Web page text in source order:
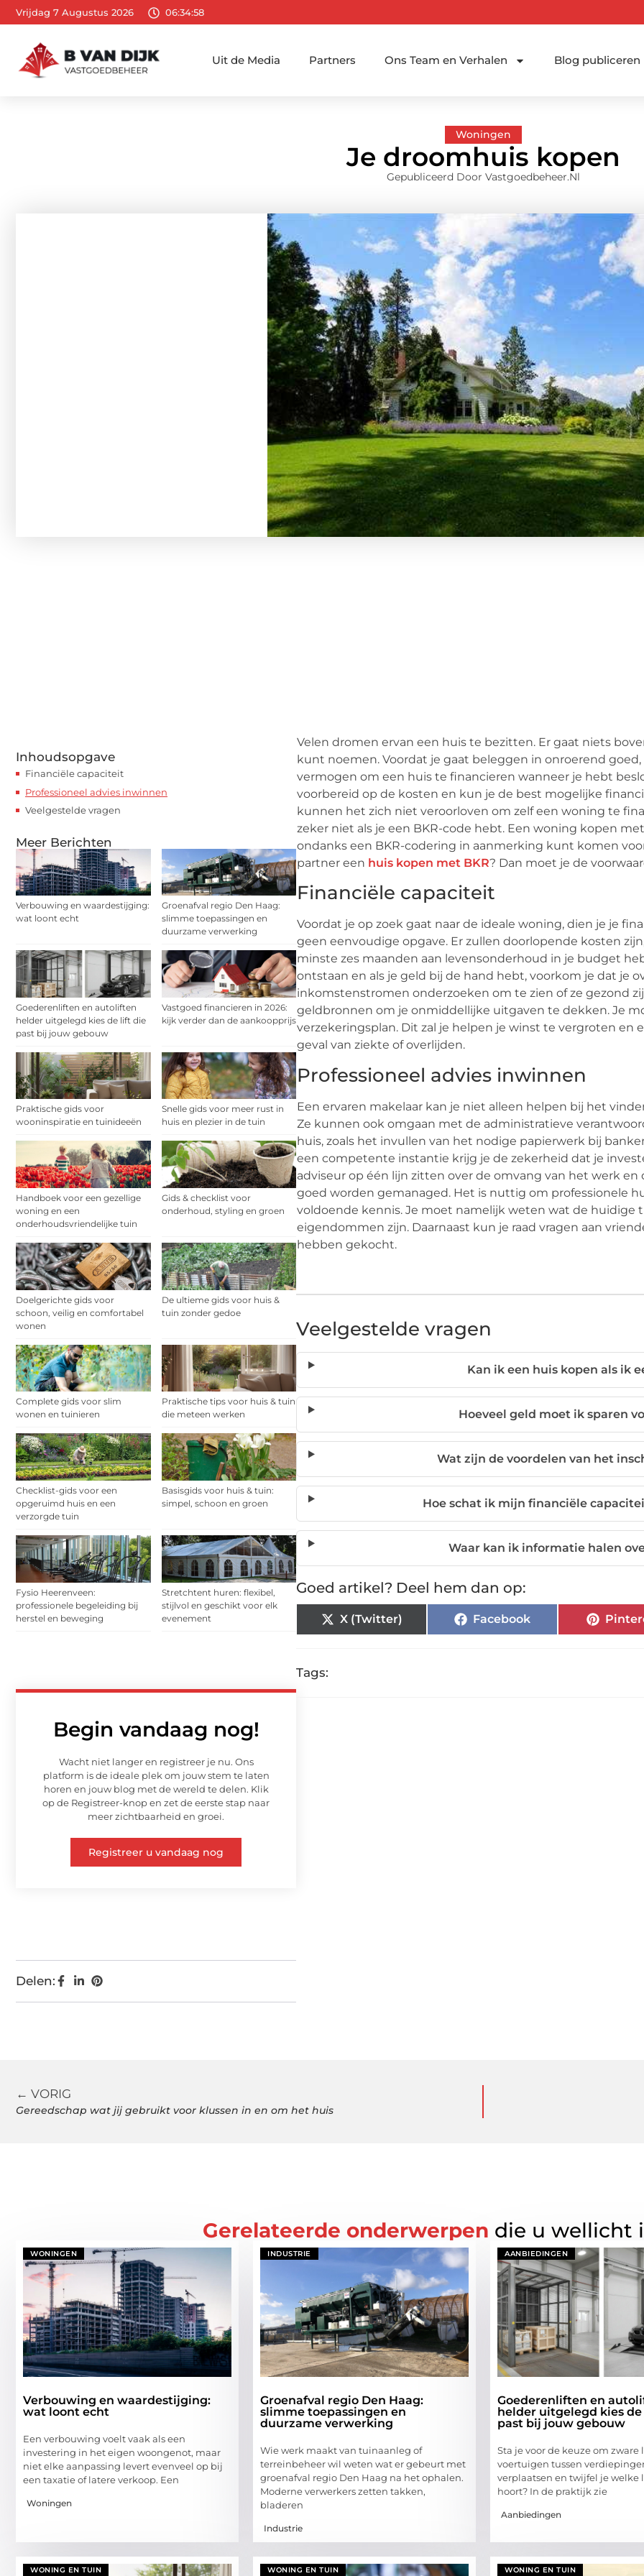
Vrijdag 7 Augustus 2026 06:34:59
Uit de Media Partners Ons Team en Verhalen Blog publiceren
Woningen
Je droomhuis kopen
Gepubliceerd Door Vastgoedbeheer.nl
Inhoudsopgave
Financiële capaciteit
Professioneel advies inwinnen
Veelgestelde vragen
Meer Berichten
Verbouwing en waardestijging:
wat loont echt
Groenafval regio Den Haag:
slimme toepassingen en
duurzame verwerking
Goederenliften en autoliften
helder uitgelegd kies de lift die
past bij jouw gebouw
Vastgoed financieren in 2026:
kijk verder dan de aankoopprijs
Praktische gids voor
wooninspiratie en tuinideeën
Snelle gids voor meer rust in
huis en plezier in de tuin
Handboek voor een gezellige
woning en een
onderhoudsvriendelijke tuin
Gids & checklist voor
onderhoud, styling en groen
Doelgerichte gids voor
schoon, veilig en comfortabel
wonen
De ultieme gids voor huis &
tuin zonder gedoe
Complete gids voor slim
wonen en tuinieren
Praktische tips voor huis & tuin
die meteen werken
Checklist-gids voor een
opgeruimd huis en een
verzorgde tuin
Basisgids voor huis & tuin:
simpel, schoon en groen
Fysio Heerenveen:
professionele begeleiding bij
herstel en beweging
Stretchtent huren: flexibel,
stijlvol en geschikt voor elk
evenement
Begin vandaag nog!
Wacht niet langer en registreer je nu. Ons
platform is de ideale plek om jouw stem te laten
horen en jouw blog met de wereld te delen. Klik
op de Registreer-knop en zet de eerste stap naar
meer zichtbaarheid en groei.
Registreer u vandaag nog
Delen:
Velen dromen ervan een huis te bezitten. Er gaat niets
kunt noemen. Voordat je gaat beleggen in onroerend
vermogen om een huis te financieren wanneer je hebt
voorbereid op de kosten ​​en kun je de best mogelijke
kunnen het zich niet veroorloven om zelf een woning te
zeker niet als je een BKR-code hebt. Een woning kopen
ondanks een BKR-codering in aanmerking kunt komen
partner een huis kopen met BKR? Dan moet je de
Financiële capaciteit
Voordat je op zoek gaat naar de ideale woning, dien je je
geen eenvoudige opgave. Er zullen doorlopende kosten
minste zes maanden aan levensonderhoud in je budget
ontstaan ​​en als je geld bij de hand hebt, voorkom je dat je
inkomstenstromen onderzoeken om te zien of ze gezond
geldbronnen om je onmiddellijke uitgaven te dekken. Je
verzekeringsplan. Dit zal je helpen je winst te vergroten en
geval van ziekte of overlijden.
Professioneel advies inwinnen
Een ervaren makelaar kan je niet alleen helpen bij het
Ze kunnen ook omgaan met de administratieve
huis, zoals het invullen van het nodige papierwerk bij
een competente instantie krijg je de zekerheid dat je
adviseur op één lijn zitten over de omvang van het werk
goed worden gemanaged. Het is nuttig om professionele
voldoende kennis. Je moet namelijk weten wat de huidige
eigendommen zijn. Daarnaast kun je raad vragen aan
hebben gekocht.
Veelgestelde vragen
Kan ik een huis kopen als ik
Hoeveel geld moet ik sparen
Wat zijn de voordelen van het
Hoe schat ik mijn financiële
Waar kan ik informatie halen
Goed artikel? Deel hem dan op:
X (Twitter) Facebook
Tags:
← VORIG
Gereedschap wat jij gebruikt voor klussen in en om het huis
Gerelateerde onderwerpen die u wellicht
WONINGEN
Verbouwing en waardestijging:
wat loont echt
Een verbouwing voelt vaak als een
investering in het eigen woongenot, maar
niet elke aanpassing levert evenveel op bij
een taxatie of latere verkoop. Een
Woningen
INDUSTRIE
Groenafval regio Den Haag:
slimme toepassingen en
duurzame verwerking
Wie werk maakt van tuinaanleg of
terreinbeheer wil weten wat er gebeurt met
groenafval regio Den Haag na het ophalen.
Moderne verwerkers zetten takken,
bladeren
Industrie
AANBIEDINGEN
Goederenliften en
helder uitgelegd kies
past bij jouw gebouw
Sta je voor de keuze om zware
voertuigen tussen
verplaatsen en twijfel je welke
hoort? In de praktijk zie
Aanbiedingen
WONING EN TUIN WONING EN TUIN WONING EN TUIN